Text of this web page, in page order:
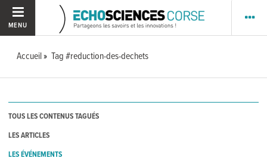
MENU
Accueil Tag #reduction-des-dechets
TOUS LES CONTENUS TAGUÉS
LES ARTICLES
LES ÉVÉNEMENTS